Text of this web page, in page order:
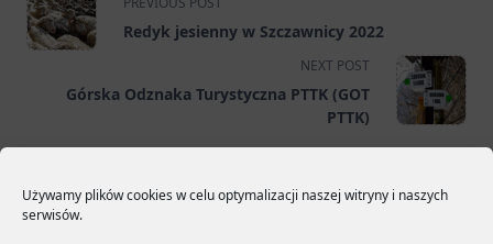
Używamy plików cookies w celu optymalizacji naszej witryny i naszych
serwisów.
class="nav-
subtitle
reader-
Redyk jesienny w Szczawnicy 2022
NEXT POST
Górska Odznaka Turystyczna PTTK (GOT
PTTK)
PODOBNE